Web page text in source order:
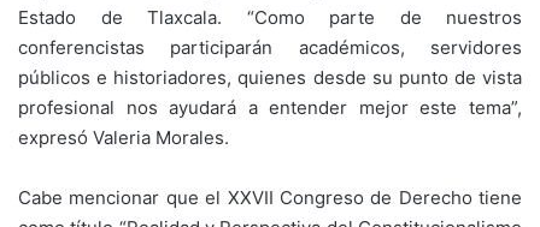
Estado de Tlaxcala. “Como parte de nuestros
conferencistas participarán académicos, servidores
públicos e historiadores, quienes desde su punto de vista
profesional nos ayudará a entender mejor este tema”,
expresó Valeria Morales.
Cabe mencionar que el XXVII Congreso de Derecho tiene